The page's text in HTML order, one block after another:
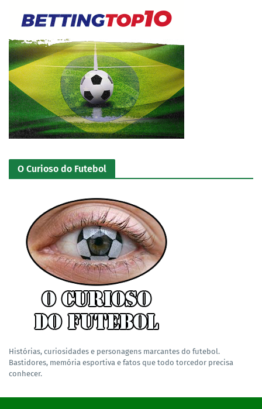
O Curioso do Futebol
Histórias, curiosidades e personagens marcantes do futebol.
Bastidores, memória esportiva e fatos que todo torcedor precisa
conhecer.